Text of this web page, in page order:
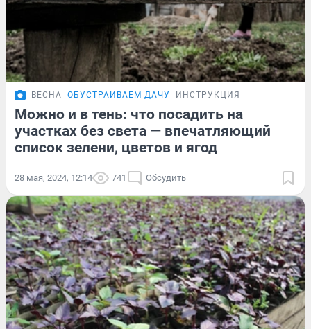
ВЕСНА ОБУСТРАИВАЕМ ДАЧУ ИНСТРУКЦИЯ
Можно и в тень: что посадить на
участках без света — впечатляющий
список зелени, цветов и ягод
28 мая, 2024, 12:14 741 Обсудить